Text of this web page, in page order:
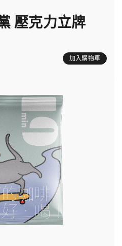
壓克力立牌
加入購物車